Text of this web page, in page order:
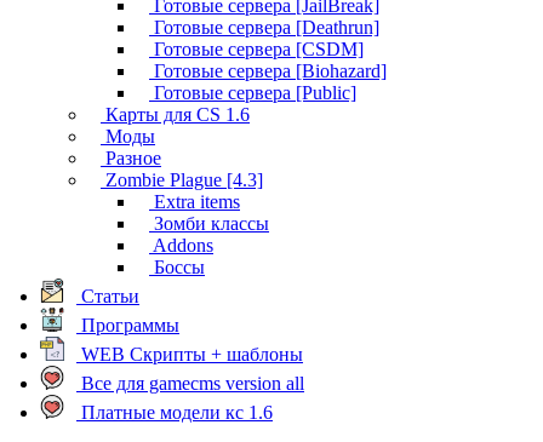
Готовые сервера [JailBreak]
Готовые сервера [Deathrun]
Готовые сервера [CSDM]
Готовые сервера [Biohazard]
Готовые сервера [Public]
Карты для CS 1.6
Моды
Разное
Zombie Plague [4.3]
Extra items
Зомби классы
Addons
Боссы
Статьи
Программы
WEB Скрипты + шаблоны
Все для gamecms version all
Платные модели кс 1.6